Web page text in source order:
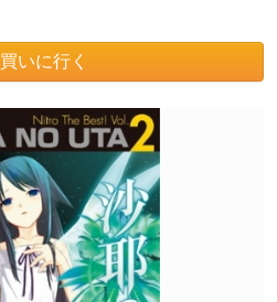
買いに行く